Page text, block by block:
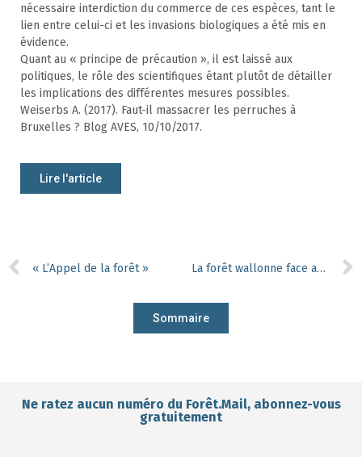
nécessaire interdiction du commerce de ces espèces, tant le
lien entre celui-ci et les invasions biologiques a été mis en
évidence.
Quant au « principe de précaution », il est laissé aux
politiques, le rôle des scientifiques étant plutôt de détailler
les implications des différentes mesures possibles.
Weiserbs A. (2017). Faut-il massacrer les perruches à
Bruxelles ? Blog AVES, 10/10/2017.
Lire l'article
« L’Appel de la forêt » La forêt wallonne face au changement climatique : compte rendu du colloque
Sommaire
Ne ratez aucun numéro du Forêt.Mail, abonnez-vous
gratuitement